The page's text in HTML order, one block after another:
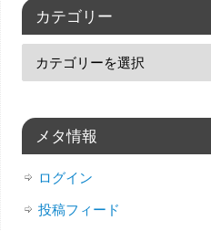
カテゴリー
メタ情報
ログイン
投稿フィード